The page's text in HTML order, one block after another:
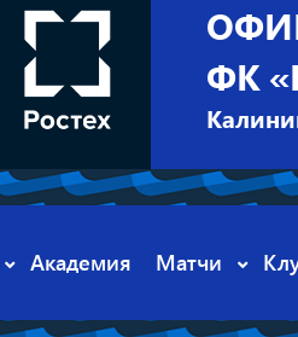
ФК
Академия Матчи